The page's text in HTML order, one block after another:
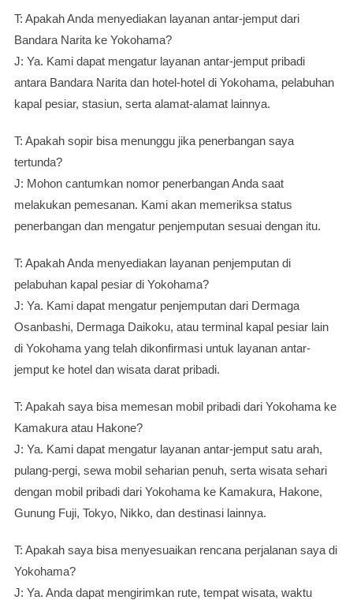
T: Apakah Anda menyediakan layanan antar-jemput dari
Bandara Narita ke Yokohama?
J: Ya. Kami dapat mengatur layanan antar-jemput pribadi
antara Bandara Narita dan hotel-hotel di Yokohama, pelabuhan
kapal pesiar, stasiun, serta alamat-alamat lainnya.
T: Apakah sopir bisa menunggu jika penerbangan saya
tertunda?
J: Mohon cantumkan nomor penerbangan Anda saat
melakukan pemesanan. Kami akan memeriksa status
penerbangan dan mengatur penjemputan sesuai dengan itu.
T: Apakah Anda menyediakan layanan penjemputan di
pelabuhan kapal pesiar di Yokohama?
J: Ya. Kami dapat mengatur penjemputan dari Dermaga
Osanbashi, Dermaga Daikoku, atau terminal kapal pesiar lain
di Yokohama yang telah dikonfirmasi untuk layanan antar-
jemput ke hotel dan wisata darat pribadi.
T: Apakah saya bisa memesan mobil pribadi dari Yokohama ke
Kamakura atau Hakone?
J: Ya. Kami dapat mengatur layanan antar-jemput satu arah,
pulang-pergi, sewa mobil seharian penuh, serta wisata sehari
dengan mobil pribadi dari Yokohama ke Kamakura, Hakone,
Gunung Fuji, Tokyo, Nikko, dan destinasi lainnya.
T: Apakah saya bisa menyesuaikan rencana perjalanan saya di
Yokohama?
J: Ya. Anda dapat mengirimkan rute, tempat wisata, waktu